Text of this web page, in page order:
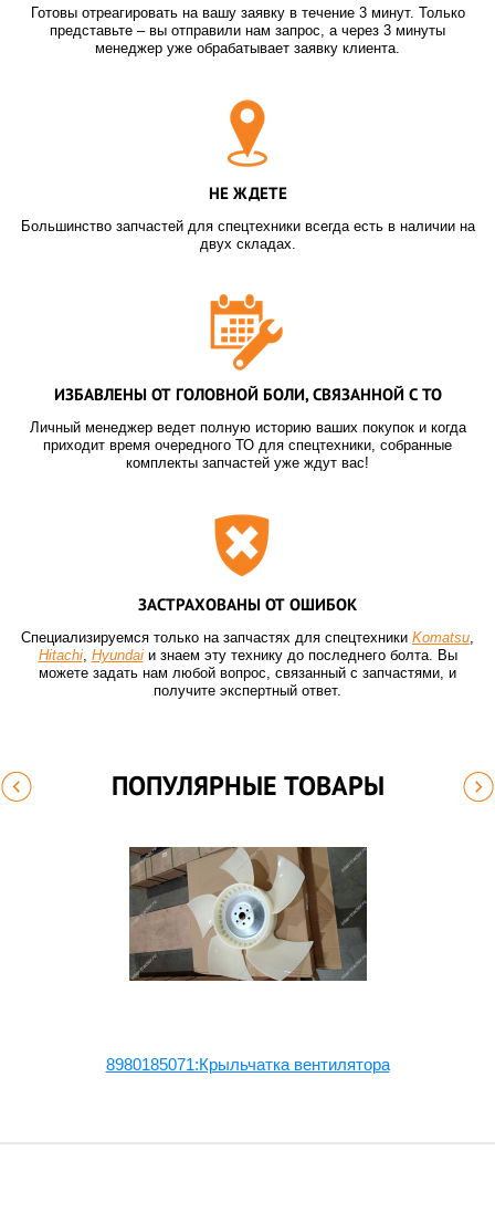
Готовы отреагировать на вашу заявку в течение 3 минут. Только
представьте – вы отправили нам запрос, а через 3 минуты
менеджер уже обрабатывает заявку клиента.
НЕ ЖДЕТЕ
Большинство запчастей для спецтехники всегда есть в наличии на
двух складах.
ИЗБАВЛЕНЫ ОТ ГОЛОВНОЙ БОЛИ, СВЯЗАННОЙ С ТО
Личный менеджер ведет полную историю ваших покупок и когда
приходит время очередного ТО для спецтехники, собранные
комплекты запчастей уже ждут вас!
ЗАСТРАХОВАНЫ ОТ ОШИБОК
Специализируемся только на запчастях для спецтехники Komatsu,
Hitachi, Hyundaiи знаем эту технику до последнего болта. Вы
можете задать нам любой вопрос, связанный с запчастями, и
получите экспертный ответ.
ПОПУЛЯРНЫЕ ТОВАРЫ
8980185071:Крыльчатка вентилятора